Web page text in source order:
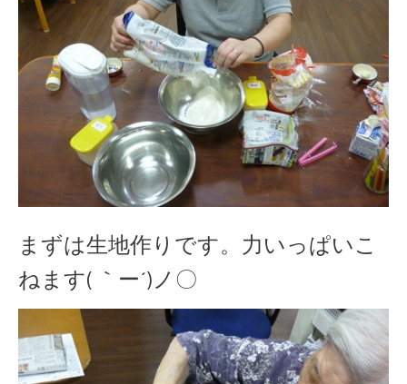
まずは生地作りです。力いっぱいこ
ねます( ｀ー´)ノ〇